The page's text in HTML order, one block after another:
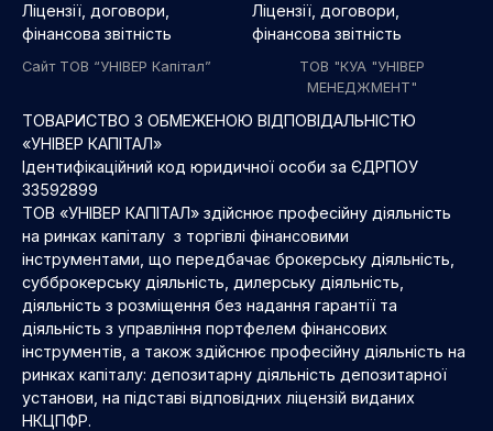
Ліцензії, договори,
фінансова звітність
Сайт ТОВ “УНІВЕР Капітал”
Ліцензії, договори,
фінансова звітність
ТОВ "КУА "УНІВЕР
МЕНЕДЖМЕНТ"
ТОВАРИСТВО З ОБМЕЖЕНОЮ ВІДПОВІДАЛЬНІСТЮ
«УНІВЕР КАПІТАЛ»
Ідентифікаційний код юридичної особи за ЄДРПОУ
33592899
ТОВ «УНІВЕР КАПІТАЛ» здійснює професійну діяльність
на ринках капіталу з торгівлі фінансовими
інструментами, що передбачає брокерську діяльність,
субброкерську діяльність, дилерську діяльність,
діяльність з розміщення без надання гарантії та
діяльність з управління портфелем фінансових
інструментів, а також здійснює професійну діяльність на
ринках капіталу: депозитарну діяльність депозитарної
установи, на підставі відповідних ліцензій виданих
НКЦПФР.